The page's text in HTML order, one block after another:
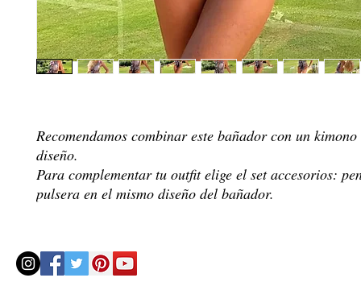
Recomendamos combinar este bañador con un
diseño.
Para complementar tu outfit elige el set accesorios:
pulsera en el mismo diseño del bañador.